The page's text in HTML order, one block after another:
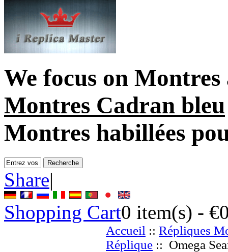
We focus on Montres
Montres Cadran bleu
Montres habillées
Share|
Shopping Cart0 item(s) -
Accueil :: Répliques
Réplique :: Omega